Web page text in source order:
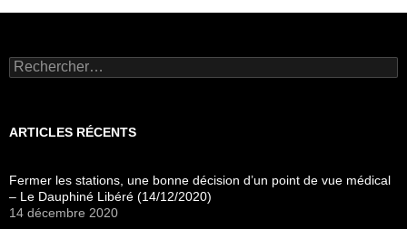
Rechercher :
ARTICLES RÉCENTS
Fermer les stations, une bonne décision d’un point de vue médical
– Le Dauphiné Libéré (14/12/2020)
14 décembre 2020